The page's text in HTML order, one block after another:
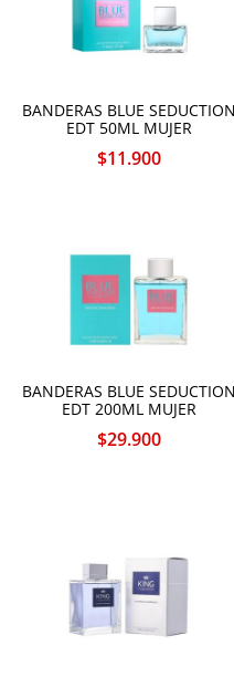
BANDERAS BLUE SEDUCTION
EDT 50ML MUJER
$11.900
BANDERAS BLUE SEDUCTION
EDT 200ML MUJER
$29.900